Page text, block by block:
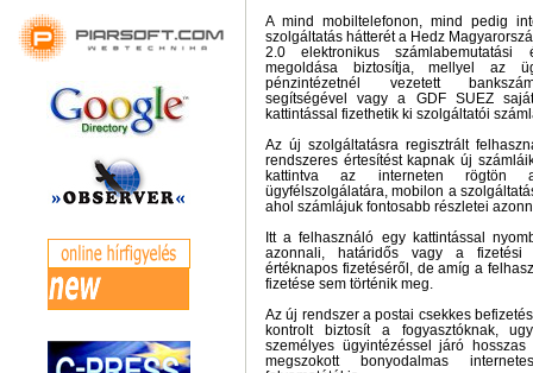
A mind mobiltelefonon, mind pedig
szolgáltatás hátterét a Hedz
2.0 elektronikus számlabemutatási
megoldása biztosítja, mellyel az
pénzintézetnél vezetett
segítségével vagy a GDF SUEZ
kattintással fizethetik ki szolgáltatói
Az új szolgáltatásra regisztrált
rendszeres értesítést kapnak új
kattintva az interneten rögtön
ügyfélszolgálatára, mobilon a
ahol számlájuk fontosabb részletei
Itt a felhasználó egy kattintással
azonnali, határidős vagy a fizetési
értéknapos fizetéséről, de amíg a
fizetése sem történik meg.
Az új rendszer a postai csekkes
kontrolt biztosít a fogyasztóknak,
személyes ügyintézéssel járó
megszokott bonyodalmas